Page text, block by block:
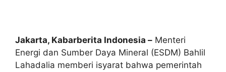
Jakarta, Kabarberita Indonesia – Menteri
Energi dan Sumber Daya Mineral (ESDM) Bahlil
Lahadalia memberi isyarat bahwa pemerintah